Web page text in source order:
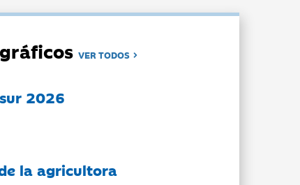
VER TODOS
2026
la agricultora